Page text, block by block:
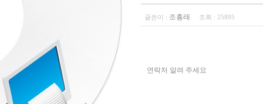
글쓴이 : 조흥래 조회 : 25895
연락처 알려 주세요